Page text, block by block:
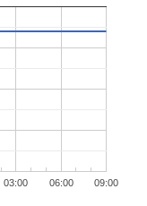
03:00 06:00 09:00